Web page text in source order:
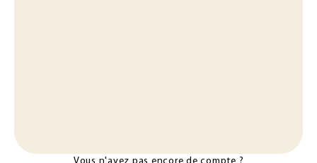
Vous n'avez pas encore de compte ?